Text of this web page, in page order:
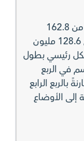
• انخفاض إجمالي الربح من 162.8
مليون ريال سعودي إلى 128.6 مليون
رئيسي بطول
في الربع
عام 2026 مقارنةً بالربع الرابع
إلى الأوضاع